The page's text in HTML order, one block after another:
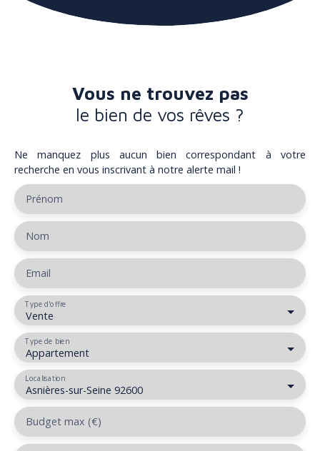
Vous ne trouvez pas
le bien de vos rêves ?
Ne manquez plus aucun bien correspondant à votre
recherche en vous inscrivant à notre alerte mail !
Prénom
Nom
Email
Vente
Type d'offre
Appartement
Type de bien
Asnières-sur-Seine 92600
Localisation
Budget max (€)